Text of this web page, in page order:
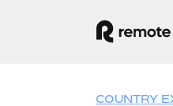
COUNTRY